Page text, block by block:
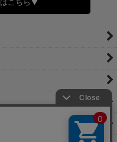
ております。
の連絡をお願い致します
ます。